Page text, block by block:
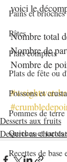
Pains et brioches
Pâtes
Plats complets
Plats de fête ou
Poissons et
Pommes de terre
Quiches et tartes
Recettes de base
voici le
Nombre total
Nombre de
Nombre de
Desserts aux fruits
Desserts au chocolat